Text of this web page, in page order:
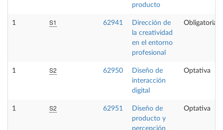
producto
1 S1 62941
Dirección de
la creatividad
en el entorno
profesional
Obligatoria
1 S2 62950
Diseño de
interacción
digital
Optativa
1 S2 62951
Diseño de
producto y
percepción
Optativa